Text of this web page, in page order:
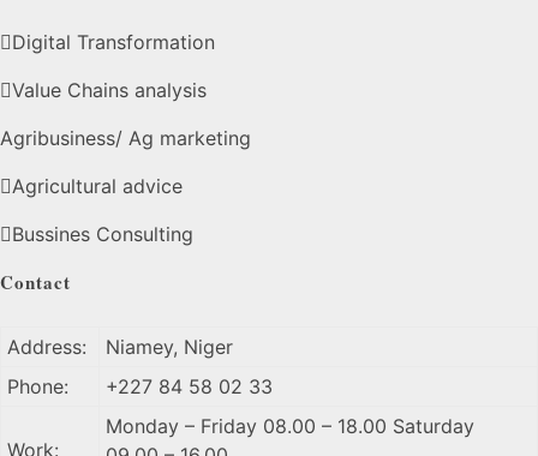
Digital Transformation
Value Chains analysis
Agribusiness/ Ag marketing
Agricultural advice
Bussines Consulting
Contact
Address:
Niamey, Niger
Phone:
+227 84 58 02 33
Work:
Monday – Friday 08.00 – 18.00 Saturday